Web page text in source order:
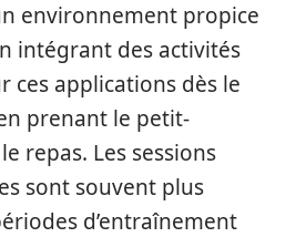
environnement propice
intégrant des activités
ces applications dès le
prenant le petit-
repas. Les sessions
sont souvent plus
d’entraînement